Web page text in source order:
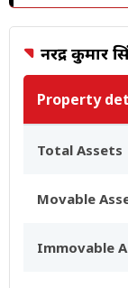
नरेंद्र कुमार
Property
Total Assets
Movable
Immovable